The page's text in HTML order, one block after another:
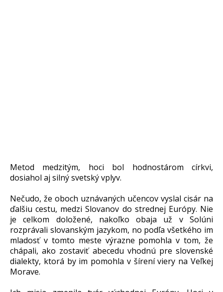
Metod medzitým, hoci bol hodnostárom církvi,
dosiahol aj silný svetský vplyv.
Nečudo, že oboch uznávaných učencov vyslal cisár na
ďalšiu cestu, medzi Slovanov do strednej Európy. Nie
je celkom doložené, nakoľko obaja už v Solúni
rozprávali slovanským jazykom, no podľa všetkého im
mladosť v tomto meste výrazne pomohla v tom, že
chápali, ako zostaviť abecedu vhodnú pre slovenské
dialekty, ktorá by im pomohla v šírení viery na Veľkej
Morave.